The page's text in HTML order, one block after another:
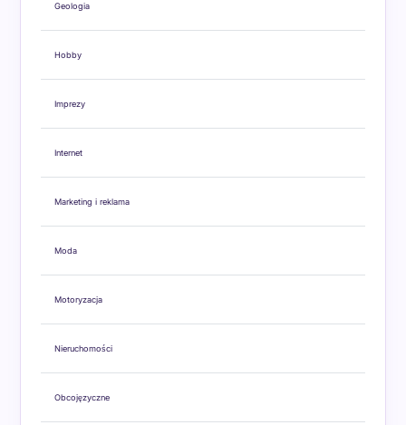
Geologia
Hobby
Imprezy
Internet
Marketing i reklama
Moda
Motoryzacja
Nieruchomości
Obcojęzyczne